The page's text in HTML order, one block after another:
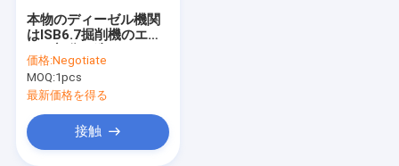
本物のディーゼル機関
はISB6.7掘削機のエン
3947007のエンジンの
カムシャフトを分ける
価格:Negotiate
MOQ:1pcs
最新価格を得る
接触